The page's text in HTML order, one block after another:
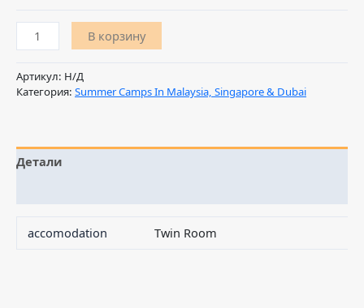
В корзину
Артикул: Н/Д
Категория: Summer Camps In Malaysia, Singapore & Dubai
Детали
accomodation Twin Room